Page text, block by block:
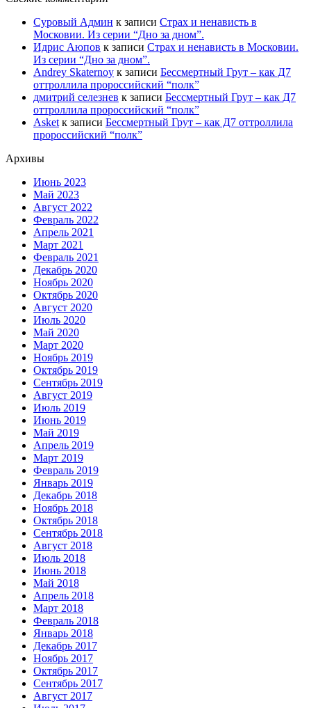
Суровый Админ к записи Страх и ненависть в
Московии. Из серии “Дно за дном”.
Идрис Аюпов к записи Страх и ненависть в Московии.
Из серии “Дно за дном”.
Andrey Skaternoy к записи Бессмертный Грут – как Д7
оттроллила пророссийский “полк”
дмитрий селезнев к записи Бессмертный Грут – как Д7
оттроллила пророссийский “полк”
Asket к записи Бессмертный Грут – как Д7 оттроллила
пророссийский “полк”
Архивы
Июнь 2023
Май 2023
Август 2022
Февраль 2022
Апрель 2021
Март 2021
Февраль 2021
Декабрь 2020
Ноябрь 2020
Октябрь 2020
Август 2020
Июль 2020
Май 2020
Март 2020
Ноябрь 2019
Октябрь 2019
Сентябрь 2019
Август 2019
Июль 2019
Июнь 2019
Май 2019
Апрель 2019
Март 2019
Февраль 2019
Январь 2019
Декабрь 2018
Ноябрь 2018
Октябрь 2018
Сентябрь 2018
Август 2018
Июль 2018
Июнь 2018
Май 2018
Апрель 2018
Март 2018
Февраль 2018
Январь 2018
Декабрь 2017
Ноябрь 2017
Октябрь 2017
Сентябрь 2017
Август 2017